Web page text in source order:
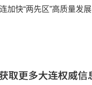
加快“两先区”高质量发